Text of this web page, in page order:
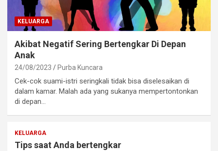
KELUARGA
Akibat Negatif Sering Bertengkar Di Depan
Anak
24/08/2023 Purba Kuncara
Cek-cok suami-istri seringkali tidak bisa diselesaikan di
dalam kamar. Malah ada yang sukanya mempertontonkan
di depan…
KELUARGA
Tips saat Anda bertengkar